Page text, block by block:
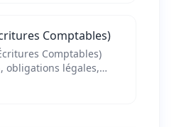
Comptables)
Comptables)
obligations légales,